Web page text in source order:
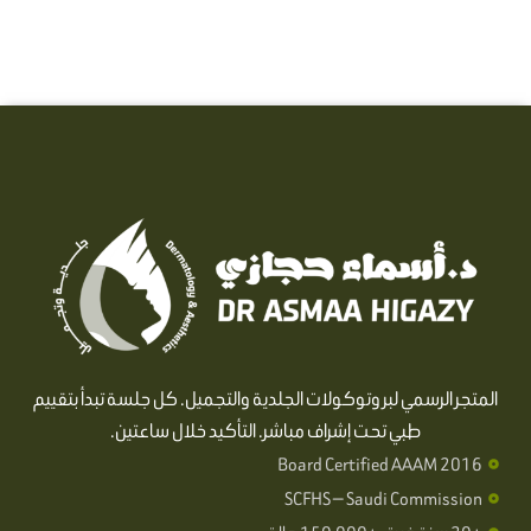
المتجر الرسمي لبروتوكولات الجلدية والتجميل. كل جلسة تبدأ بتقييم
طبي تحت إشراف مباشر. التأكيد خلال ساعتين.
Board Certified AAAM 2016
SCFHS — Saudi Commission